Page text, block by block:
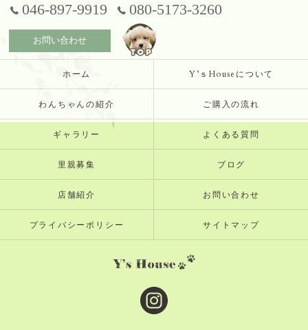
046-897-9919 080-5173-3260
お問い合わせ
ホーム Y’ｓHouseについて
わんちゃんの紹介 ご購入の流れ
ギャラリー よくある質問
里親募集 ブログ
店舗紹介 お問い合わせ
プライバシーポリシー サイトマップ